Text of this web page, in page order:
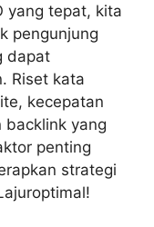
yang tepat, kita
pengunjung
dapat
Riset kata
kecepatan
backlink yang
penting
strategi